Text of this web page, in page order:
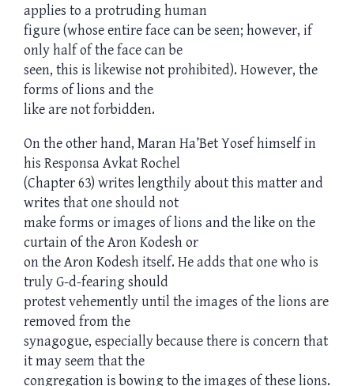
applies to a protruding human
figure (whose entire face can be seen; however, if
only half of the face can be
seen, this is likewise not prohibited). However, the
forms of lions and the
like are not forbidden.
On the other hand, Maran Ha’Bet Yosef himself in
his Responsa Avkat Rochel
(Chapter 63) writes lengthily about this matter and
writes that one should not
make forms or images of lions and the like on the
curtain of the Aron Kodesh or
on the Aron Kodesh itself. He adds that one who is
truly G-d-fearing should
protest vehemently until the images of the lions are
removed from the
synagogue, especially because there is concern that
it may seem that the
congregation is bowing to the images of these lions.